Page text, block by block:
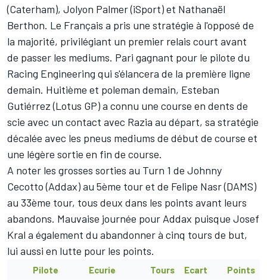
(Caterham), Jolyon Palmer (iSport) et Nathanaël
Berthon. Le Français a pris une stratégie à l'opposé de
la majorité, privilégiant un premier relais court avant
de passer les mediums. Pari gagnant pour le pilote du
Racing Engineering qui s'élancera de la première ligne
demain. Huitième et poleman demain, Esteban
Gutiérrez (Lotus GP) a connu une course en dents de
scie avec un contact avec Razia au départ, sa stratégie
décalée avec les pneus mediums de début de course et
une légère sortie en fin de course.
A noter les grosses sorties au Turn 1 de Johnny
Cecotto (Addax) au 5ème tour et de Felipe Nasr (DAMS)
au 33ème tour, tous deux dans les points avant leurs
abandons. Mauvaise journée pour Addax puisque Josef
Kral a également du abandonner à cinq tours de but,
lui aussi en lutte pour les points.
Pilote Ecurie Tours Ecart Points